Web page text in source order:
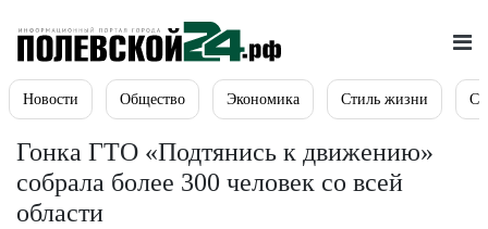
Новости Общество Экономика Стиль жизни
Гонка ГТО «Подтянись к движению»
собрала более 300 человек со всей
области